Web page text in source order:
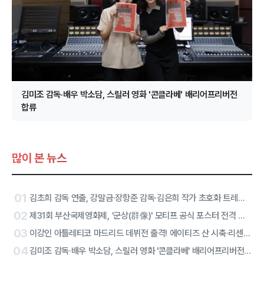
김미조 감독·배우 박소담, 스릴러 영화 '콘클라베' 배리어프리버전
합류
많이 본 뉴스
01 김초희 감독 연출, 강말금·장항준 감독·김은희 작가 초호화 트레일러, 그 주인공은
02 제31회 부산국제영화제, '군상(群像)' 모티프 공식 포스터 전격 공개
03 이강인 아틀레티코 마드리드 데뷔전 출격! 에이티즈 산 시축·리센느 하프타임 공연 확정
04 김미조 감독·배우 박소담, 스릴러 영화 '콘클라베' 배리어프리버전 합류